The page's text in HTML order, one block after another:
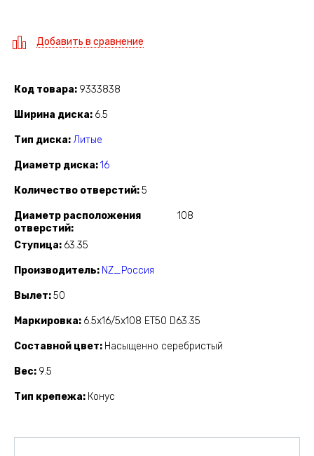
Добавить в сравнение
Код товара 9333838
Ширина диска 6.5
Тип диска Литые
Диаметр диска 16
Количество отверстий 5
Диаметр расположения
отверстий
108
Ступица 63.35
Производитель NZ_Россия
Вылет 50
Маркировка 6.5x16/5x108 ET50 D63.35
Составной цвет Насыщенно серебристый
Вес 9.5
Тип крепежа Конус